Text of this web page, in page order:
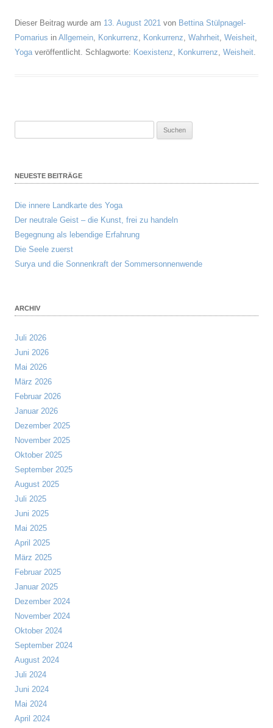
Dieser Beitrag wurde am 13. August 2021 von Bettina Stülpnagel-
Pomarius in Allgemein, Konkurrenz, Konkurrenz, Wahrheit, Weisheit,
Yogaveröffentlicht. Schlagworte: Koexistenz, Konkurrenz, Weisheit.
NEUESTE BEITRÄGE
Die innere Landkarte des Yoga
Der neutrale Geist – die Kunst, frei zu handeln
Begegnung als lebendige Erfahrung
Die Seele zuerst
Surya und die Sonnenkraft der Sommersonnenwende
ARCHIV
Juli 2026
Juni 2026
Mai 2026
März 2026
Februar 2026
Januar 2026
Dezember 2025
November 2025
Oktober 2025
September 2025
August 2025
Juli 2025
Juni 2025
Mai 2025
April 2025
März 2025
Februar 2025
Januar 2025
Dezember 2024
November 2024
Oktober 2024
September 2024
August 2024
Juli 2024
Juni 2024
Mai 2024
April 2024